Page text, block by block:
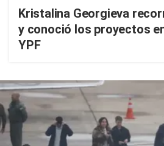
Kristalina Georgieva
y conoció los proyectos
YPF